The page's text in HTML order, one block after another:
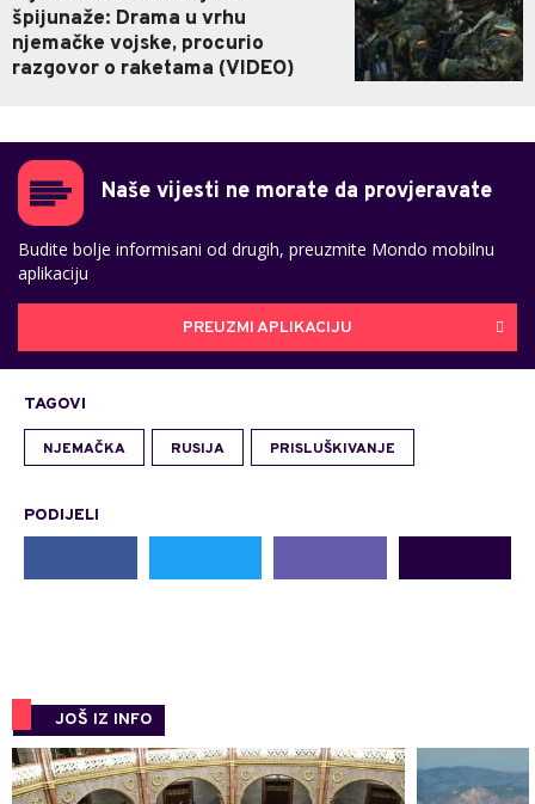
špijunaže: Drama u vrhu
njemačke vojske, procurio
razgovor o raketama (VIDEO)
Naše vijesti ne morate da provjeravate
Budite bolje informisani od drugih, preuzmite Mondo mobilnu
aplikaciju
PREUZMI APLIKACIJU
TAGOVI
NJEMAČKA RUSIJA PRISLUŠKIVANJE
PODIJELI
JOŠ IZ INFO
0